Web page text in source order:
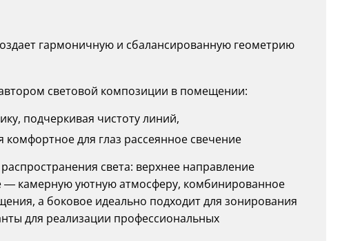
гармоничную и сбалансированную геометрию
световой композиции в помещении:
подчеркивая чистоту линий,
комфортное для глаз рассеянное свечение
света: верхнее направление
камерную уютную атмосферу, комбинированное
а боковое идеально подходит для зонирования
для реализации профессиональных